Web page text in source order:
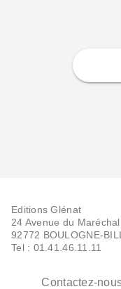
Editions Glénat
24 Avenue du
92772 BOULOGNE-
Tel : 01.41.46.11.11
Contactez-